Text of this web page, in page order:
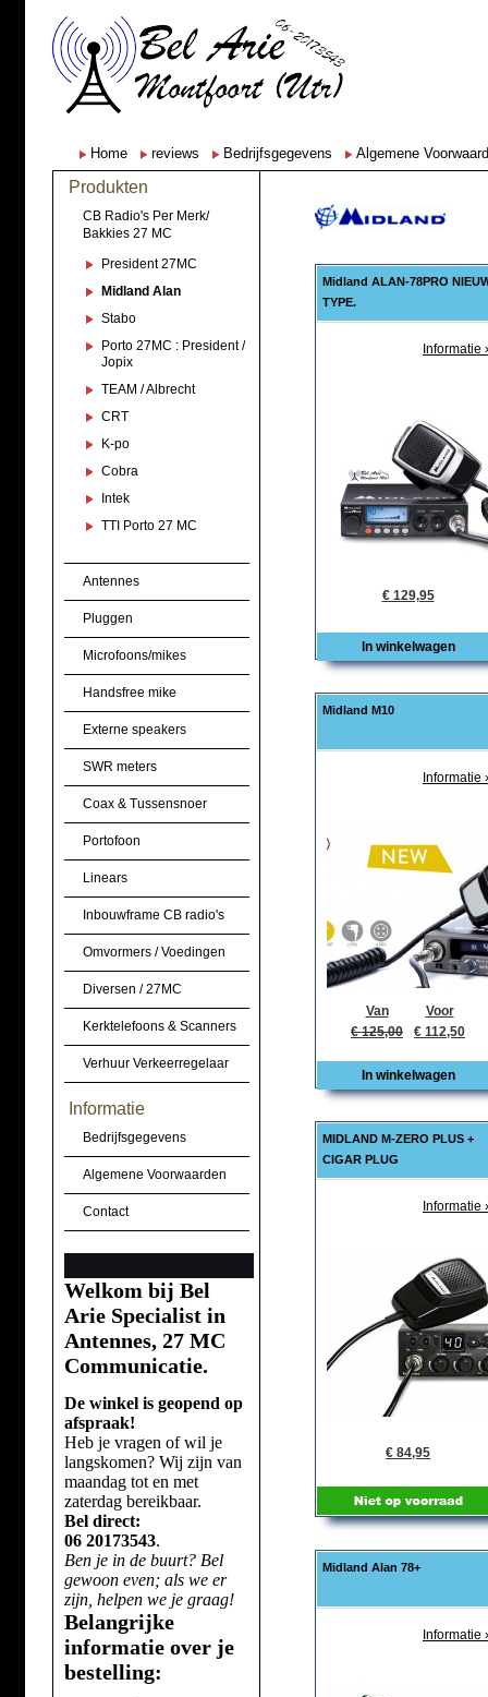
Home reviews Bedrijfsgegevens Algemene
Produkten
CB Radio's Per Merk/
Bakkies 27 MC
President 27MC
Midland Alan
Stabo
Porto 27MC : President /
Jopix
TEAM / Albrecht
CRT
K-po
Cobra
Intek
TTI Porto 27 MC
Antennes
Pluggen
Microfoons/mikes
Handsfree mike
Externe speakers
SWR meters
Coax & Tussensnoer
Portofoon
Linears
Inbouwframe CB radio's
Omvormers / Voedingen
Diversen / 27MC
Kerktelefoons & Scanners
Verhuur Verkeerregelaar
Informatie
Bedrijfsgegevens
Algemene Voorwaarden
Contact
Welkom bij Bel
Arie Specialist in
Antennes, 27 MC
Communicatie.
De winkel is geopend op
afspraak!
Heb je vragen of wil je
langskomen? Wij zijn van
maandag tot en met
zaterdag bereikbaar.
Bel direct:
06 20173543.
Ben je in de buurt? Bel
gewoon even; als we er
zijn, helpen we je graag!
Belangrijke
informatie over je
bestelling:
Midland ALAN-78PRO
TYPE.
Informatie
€ 129,95
In winkelwagen
Midland M10
Informatie
Van
€ 125,00
Voor
€ 112,50
In winkelwagen
MIDLAND M-ZERO PLUS +
CIGAR PLUG
Informatie
€ 84,95
Midland Alan 78+
Informatie